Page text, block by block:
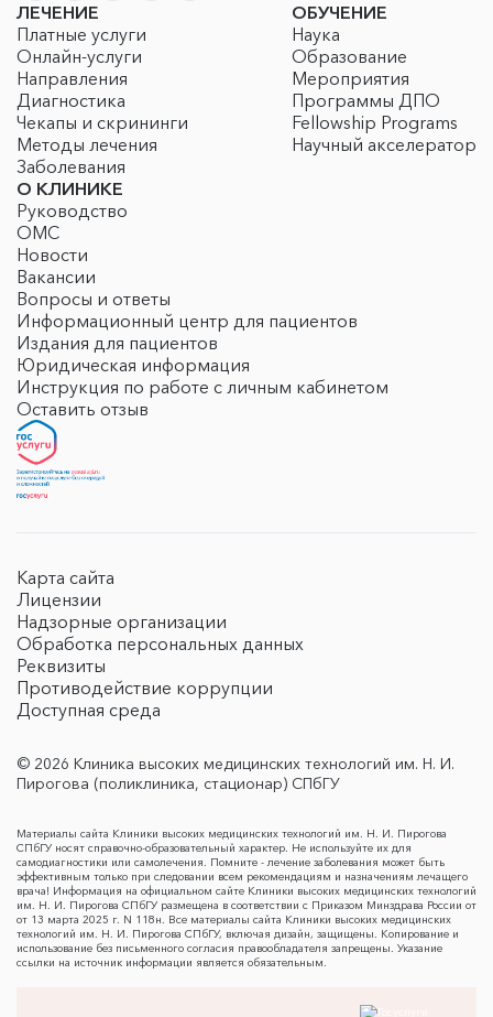
ЛЕЧЕНИЕ
Платные услуги
Онлайн-услуги
Направления
Диагностика
Чекапы и скрининги
Методы лечения
Заболевания
ОБУЧЕНИЕ
Наука
Образование
Мероприятия
Программы ДПО
Fellowship Programs
Научный акселератор
О КЛИНИКЕ
Руководство
ОМС
Новости
Вакансии
Вопросы и ответы
Информационный центр для пациентов
Издания для пациентов
Юридическая информация
Инструкция по работе с личным кабинетом
Оставить отзыв
Карта сайта
Лицензии
Надзорные организации
Обработка персональных данных
Реквизиты
Противодействие коррупции
Доступная среда
© 2026 Клиника высоких медицинских технологий им. Н. И.
Пирогова (поликлиника, стационар) СПбГУ
Материалы сайта Клиники высоких медицинских технологий им. Н. И. Пирогова
СПбГУ носят справочно-образовательный характер. Не используйте их для
самодиагностики или самолечения. Помните - лечение заболевания может быть
эффективным только при следовании всем рекомендациям и назначениям лечащего
врача! Информация на официальном сайте Клиники высоких медицинских технологий
им. Н. И. Пирогова СПбГУ размещена в соответствии с Приказом Минздрава России от
от 13 марта 2025 г. N 118н. Все материалы сайта Клиники высоких медицинских
технологий им. Н. И. Пирогова СПбГУ, включая дизайн, защищены. Копирование и
использование без письменного согласия правообладателя запрещены. Указание
ссылки на источник информации является обязательным.